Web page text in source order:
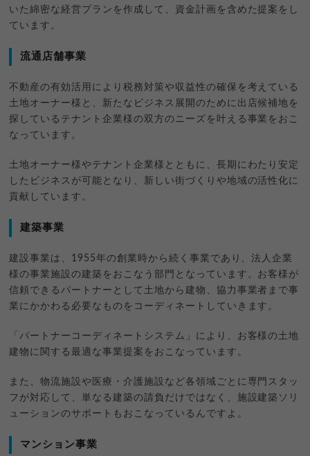
いた綿密な経営プランを作成して、資金計画を含めた提案をし
ています。
流通店舗事業
不動産の有効活用により税務対策や収益性の確保を考えている
土地オーナー様と、新たなビジネス展開のために出店候補地を
探しているテナント企業様の双方のニーズを叶える事業をおこ
なっています。
土地オーナー様やテナント企業様とともに、長期にわたり安定
したビジネスが可能となり、新しい街づくりや地域の活性化に
貢献しています。
建築事業
建設事業は、1955年の創業時から続く事業であり、法人企業
様の事業施設の建築をおこなう部門となっています。お客様が
信頼できるパートナーとして土地から建物、協力事業者まで事
業にかかわる必要なものをコーディネートしていきます。
「パートナーコーディネートシステム」により、お客様の土地
建物に関する最適な事業提案をおこなっています。
また、物流施設や医療・介護施設など各領域ごとに専門スタッ
フが対応して、単なる建築の請負だけではなく、施設建築ソリ
ューションのサポートもおこなっているんですよ。
マンション事業